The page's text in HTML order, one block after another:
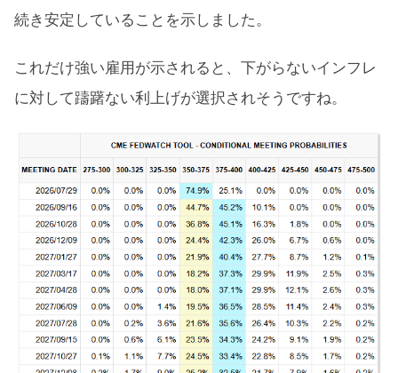
続き安定​していることを示しました。
これだけ強い雇用が示されると、下がらないインフレ
に対して躊躇ない利上げが選択されそうですね。